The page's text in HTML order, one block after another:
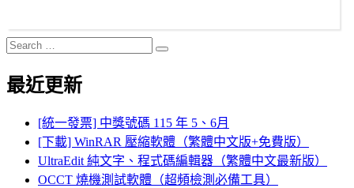
Search
for:
Search
最近更新
[統一發票] 中獎號碼 115 年 5、6月
[下載] WinRAR 壓縮軟體（繁體中文版+免費版）
UltraEdit 純文字、程式碼編輯器（繁體中文最新版）
OCCT 燒機測試軟體（超頻檢測必備工具）